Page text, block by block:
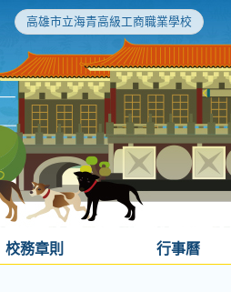
高雄市立海青高級工商職業學校
校務章則 行事曆